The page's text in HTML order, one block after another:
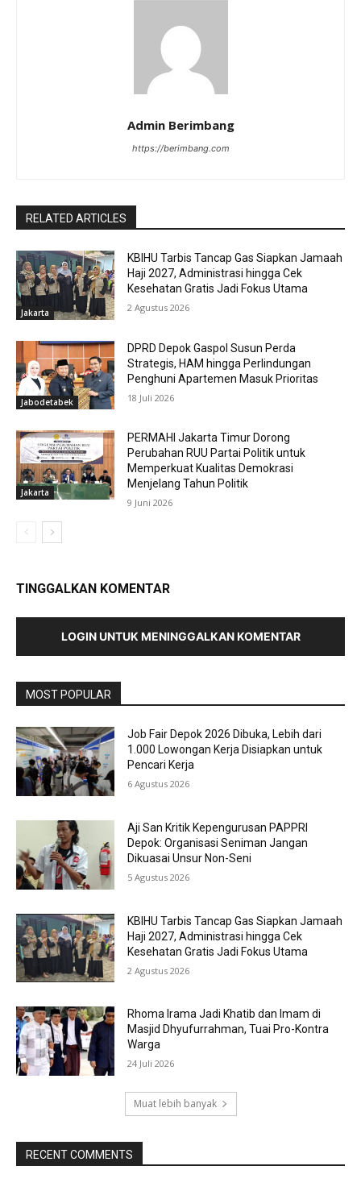
Admin Berimbang
https://berimbang.com
RELATED ARTICLES
Jakarta
KBIHU Tarbis Tancap Gas Siapkan Jamaah
Haji 2027, Administrasi hingga Cek
Kesehatan Gratis Jadi Fokus Utama
2 Agustus 2026
Jabodetabek
DPRD Depok Gaspol Susun Perda
Strategis, HAM hingga Perlindungan
Penghuni Apartemen Masuk Prioritas
18 Juli 2026
Jakarta
PERMAHI Jakarta Timur Dorong
Perubahan RUU Partai Politik untuk
Memperkuat Kualitas Demokrasi
Menjelang Tahun Politik
9 Juni 2026
TINGGALKAN KOMENTAR
LOGIN UNTUK MENINGGALKAN KOMENTAR
MOST POPULAR
Job Fair Depok 2026 Dibuka, Lebih dari
1.000 Lowongan Kerja Disiapkan untuk
Pencari Kerja
6 Agustus 2026
Aji San Kritik Kepengurusan PAPPRI
Depok: Organisasi Seniman Jangan
Dikuasai Unsur Non-Seni
5 Agustus 2026
KBIHU Tarbis Tancap Gas Siapkan Jamaah
Haji 2027, Administrasi hingga Cek
Kesehatan Gratis Jadi Fokus Utama
2 Agustus 2026
Rhoma Irama Jadi Khatib dan Imam di
Masjid Dhyufurrahman, Tuai Pro-Kontra
Warga
24 Juli 2026
Muat lebih banyak
RECENT COMMENTS